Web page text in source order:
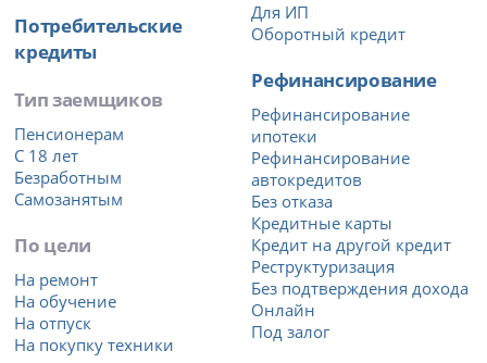
Потребительские
кредиты
Тип заемщиков
Пенсионерам
С 18 лет
Безработным
Самозанятым
По цели
На ремонт
На обучение
На отпуск
На покупку техники
Для ИП
Оборотный кредит
Рефинансирование
Рефинансирование
ипотеки
Рефинансирование
автокредитов
Без отказа
Кредитные карты
Кредит на другой кредит
Реструктуризация
Без подтверждения дохода
Онлайн
Под залог